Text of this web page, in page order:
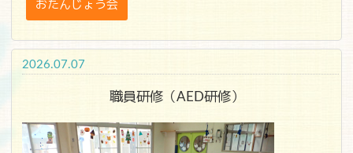
おたんじょう会
2026.07.07
職員研修（AED研修）